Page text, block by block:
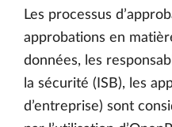
Les processus
approbations en
données, les
la sécurité (ISB), les
d’entreprise) sont